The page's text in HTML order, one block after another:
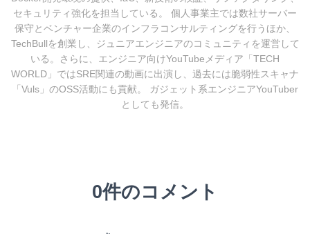
セキュリティ強化を担当している。 個人事業主では数社サーバー
保守とベンチャー企業のインフラコンサルティングを行うほか、
TechBullを創業し、ジュニアエンジニアのコミュニティを運営して
いる。さらに、エンジニア向けYouTubeメディア「TECH
WORLD」ではSRE関連の動画に出演し、過去には脆弱性スキャナ
「Vuls」のOSS活動にも貢献。 ガジェット系エンジニアYouTuber
としても発信。
0件のコメント